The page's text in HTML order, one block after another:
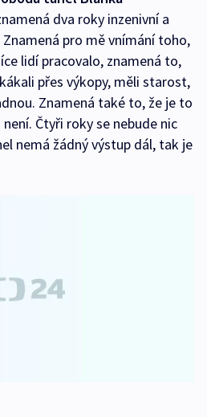
dva roky inzenivní a
pro mě vnímání toho,
lidí pracovalo, znamená to,
přes výkopy, měli starost,
Znamená také to, že je to
Čtyři roky se nebude nic
nemá žádný výstup dál, tak je